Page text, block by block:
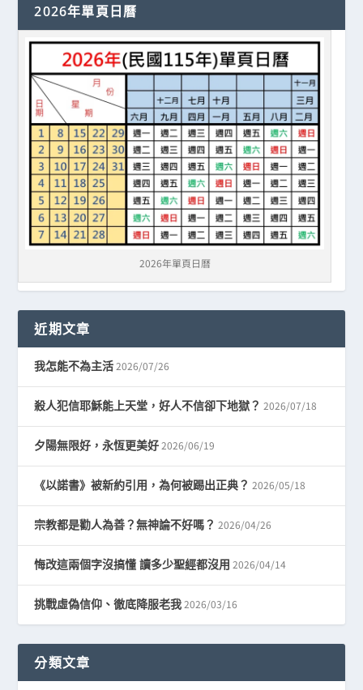
2026年單頁日曆
2026年單頁日曆
近期文章
我怎能不為主活 2026/07/26
殺人犯信耶穌能上天堂，好人不信卻下地獄？ 2026/07/18
夕陽無限好，永恆更美好 2026/06/19
《以諾書》被新約引用，為何被踢出正典？ 2026/05/18
宗教都是勸人為善？無神論不好嗎？ 2026/04/26
悔改這兩個字沒搞懂 讀多少聖經都沒用 2026/04/14
挑戰虛偽信仰、徹底降服老我 2026/03/16
分類文章